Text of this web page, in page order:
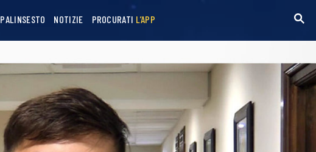
PALINSESTO NOTIZIE PROCURATI L’APP